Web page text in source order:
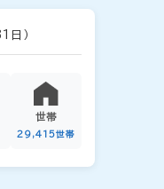
日）
世帯
29,415世帯